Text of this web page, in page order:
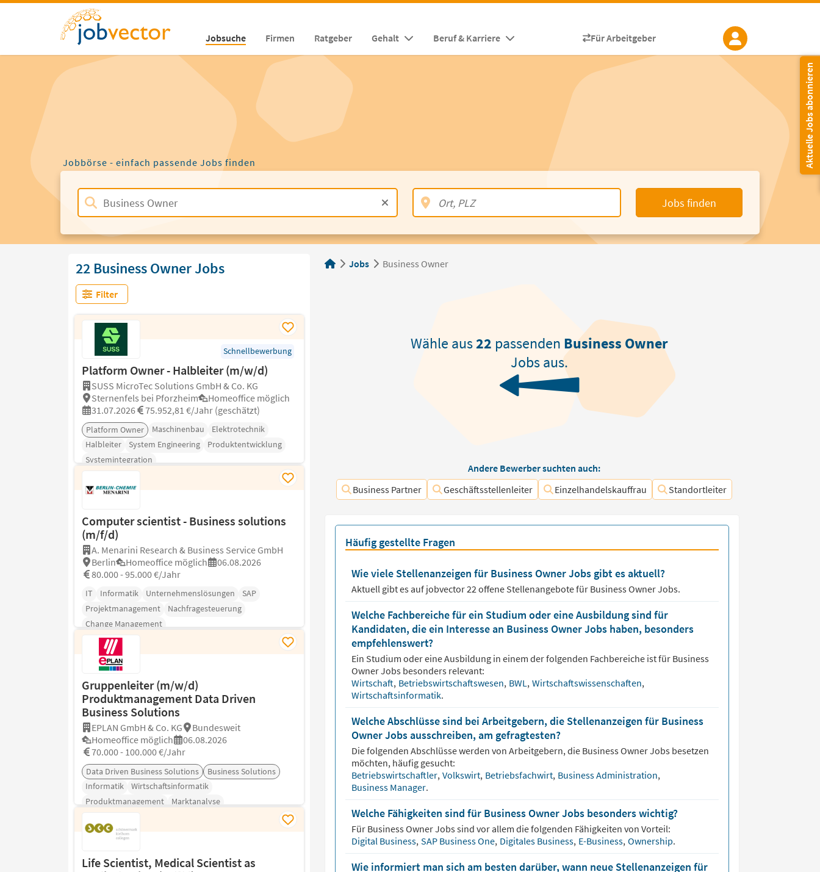
Jobsuche Firmen Ratgeber Gehalt Beruf & Karriere Für Arbeitgeber
Aktuelle Jobs abonnieren
Jobbörse - einfach passende Jobs finden
Jobs finden
22 Business Owner Jobs
Filter
Schnellbewerbung
Platform Owner - Halbleiter (m/w/d)
SUSS MicroTec Solutions GmbH & Co. KG
Sternenfels bei Pforzheim
Homeoffice möglich
31.07.2026
75.952,81 €/Jahr (geschätzt)
Platform Owner Maschinenbau
Elektrotechnik
Halbleiter
System Engineering
Produktentwicklung
Systemintegration
Computer scientist - Business solutions
(m/f/d)
A. Menarini Research & Business Service GmbH
Berlin
Homeoffice möglich
06.08.2026
80.000 - 95.000 €/Jahr
IT Informatik Unternehmenslösungen
SAP
Projektmanagement
Nachfragesteuerung
Change Management
Gruppenleiter (m/w/d)
Produktmanagement Data Driven
Business Solutions
EPLAN GmbH & Co. KG
Bundesweit
Homeoffice möglich
06.08.2026
70.000 - 100.000 €/Jahr
Data Driven Business Solutions
Business Solutions
Informatik
Wirtschaftsinformatik
Produktmanagement
Marktanalyse
Life Scientist, Medical Scientist as
Jobs Business Owner
Wähle aus22 passenden Business Owner
Jobs aus.
Andere Bewerber suchten auch:
Business Partner
Geschäftsstellenleiter Einzelhandelskauffrau Standortleiter
Häufig gestellte Fragen
Wie viele Stellenanzeigen für Business Owner Jobs gibt es aktuell?
Aktuell gibt es auf jobvector22offene Stellenangebote für Business Owner Jobs.
Welche Fachbereiche für ein Studium oder eine Ausbildung sind für
Kandidaten, die ein Interesse an Business Owner Jobs haben, besonders
empfehlenswert?
Ein Studium oder eine Ausbildung in einem der folgenden Fachbereiche ist für Business
OwnerJobs besonders relevant:
Wirtschaft, Betriebswirtschaftswesen, BWL, Wirtschaftswissenschaften,
Wirtschaftsinformatik.
Welche Abschlüsse sind bei Arbeitgebern, die Stellenanzeigen für Business
Owner Jobs ausschreiben, am gefragtesten?
Die folgenden Abschlüsse werden von Arbeitgebern, die Business OwnerJobs besetzen
möchten, häufig gesucht:
Betriebswirtschaftler, Volkswirt, Betriebsfachwirt, Business Administration,
Business Manager.
Welche Fähigkeiten sind für Business Owner Jobs besonders wichtig?
Für Business OwnerJobs sind vor allem die folgenden Fähigkeiten von Vorteil:
Digital Business, SAP Business One, Digitales Business, E-Business, Ownership.
Wie informiert man sich am besten darüber, wann neue Stellenanzeigen für